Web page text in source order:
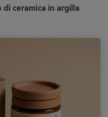
ceramica in argilla